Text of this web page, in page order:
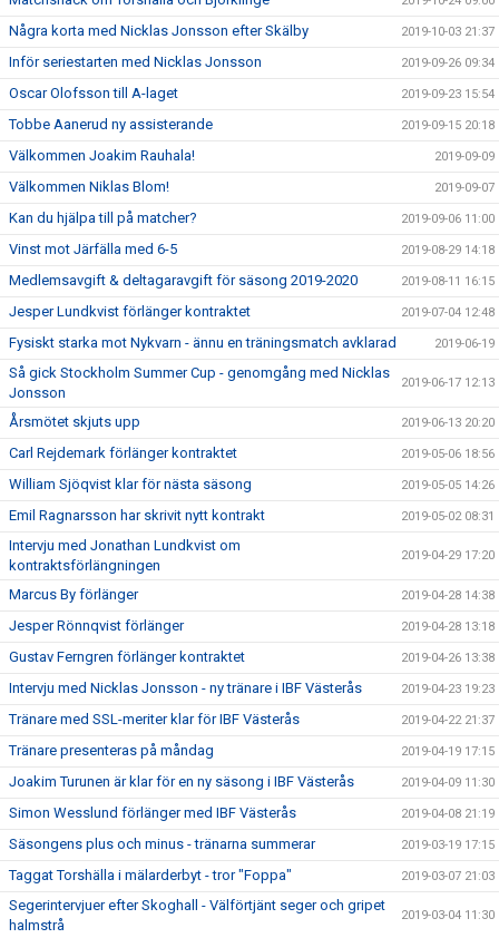
Några korta med Nicklas Jonsson efter Skälby 2019-10-03 21:37
Inför seriestarten med Nicklas Jonsson 2019-09-26 09:34
Oscar Olofsson till A-laget 2019-09-23 15:54
Tobbe Aanerud ny assisterande 2019-09-15 20:18
Välkommen Joakim Rauhala! 2019-09-09
Välkommen Niklas Blom! 2019-09-07
Kan du hjälpa till på matcher? 2019-09-06 11:00
Vinst mot Järfälla med 6-5 2019-08-29 14:18
Medlemsavgift & deltagaravgift för säsong 2019-2020 2019-08-11 16:15
Jesper Lundkvist förlänger kontraktet 2019-07-04 12:48
Fysiskt starka mot Nykvarn - ännu en träningsmatch avklarad 2019-06-19
Så gick Stockholm Summer Cup - genomgång med Nicklas
Jonsson
2019-06-17 12:13
Årsmötet skjuts upp 2019-06-13 20:20
Carl Rejdemark förlänger kontraktet 2019-05-06 18:56
William Sjöqvist klar för nästa säsong 2019-05-05 14:26
Emil Ragnarsson har skrivit nytt kontrakt 2019-05-02 08:31
Intervju med Jonathan Lundkvist om
kontraktsförlängningen
2019-04-29 17:20
Marcus By förlänger 2019-04-28 14:38
Jesper Rönnqvist förlänger 2019-04-28 13:18
Gustav Ferngren förlänger kontraktet 2019-04-26 13:38
Intervju med Nicklas Jonsson - ny tränare i IBF Västerås 2019-04-23 19:23
Tränare med SSL-meriter klar för IBF Västerås 2019-04-22 21:37
Tränare presenteras på måndag 2019-04-19 17:15
Joakim Turunen är klar för en ny säsong i IBF Västerås 2019-04-09 11:30
Simon Wesslund förlänger med IBF Västerås 2019-04-08 21:19
Säsongens plus och minus - tränarna summerar 2019-03-19 17:15
Taggat Torshälla i mälarderbyt - tror "Foppa" 2019-03-07 21:03
Segerintervjuer efter Skoghall - Välförtjänt seger och gripet
halmstrå
2019-03-04 11:30